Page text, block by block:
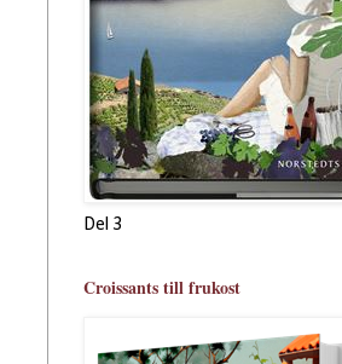
Del 3
Croissants till frukost